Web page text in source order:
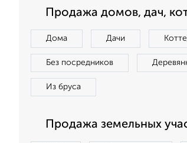
Продажа домов, дач,
Дома Дачи
Без посредников
Из бруса
Продажа земельных